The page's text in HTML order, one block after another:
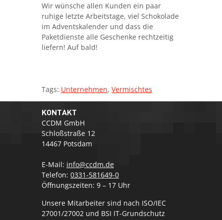
Wir wünsche allen Kunden ein paar
ruhige letzte Arbeitstage, viel Schokolade
im Adventskalender und dass die
Paketdienste alle Geschenke rechtzeitig
liefern! Auf bald!
Tags: Unternehmen, Vermischtes
KONTAKT
CCDM GmbH
Schloßstraße 12
14467 Potsdam
E-Mail: info@ccdm.de
Telefon: 0331-581649-0
Öffnungszeiten: 9 – 17 Uhr
Unsere Mitarbeiter sind nach ISO/IEC
27001/27002 und BSI IT-Grundschutz